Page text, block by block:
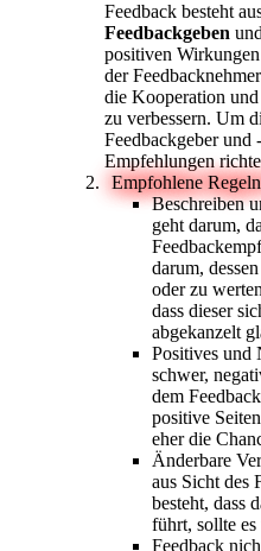
Feedback besteht
Feedbackgeben
positiven
der
die Kooperation
zu verbessern. Um
Feedbackgeber und
Empfehlungen
Empfohlene
Beschreiben
geht darum,
darum,
oder zu
dass dieser
abgekanzelt
Positives und
schwer,
dem
positive
eher die
Änderbare
aus Sicht des
besteht, dass
führt, sollte
Feedback